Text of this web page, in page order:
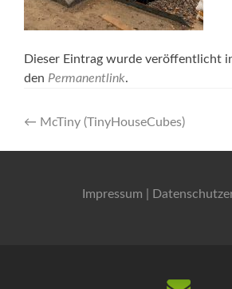
Dieser Eintrag wurde veröffentlicht
den Permanentlink.
Artikel-
Navigation
← McTiny (TinyHouseCubes)
Impressum